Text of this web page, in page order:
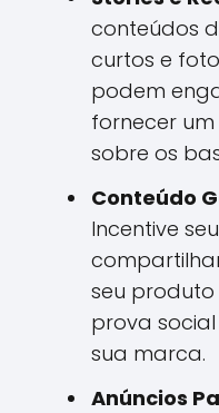
conteúdos
curtos e
podem
fornecer
sobre os
Conteúdo
Incentive
seu produto
prova
sua marca.
Anúncios